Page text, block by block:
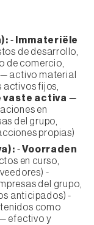
- Immateriële
de desarrollo,
de comercio,
— activo material
fijos,
vaste activa —
en
del grupo,
propias)
-Voorraden
en curso,
-
del grupo,
anticipados) -
como
efectivo y